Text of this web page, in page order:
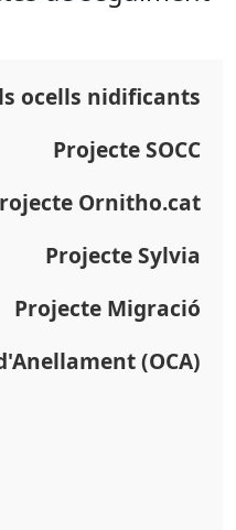
ocells nidificants
Projecte SOCC
Ornitho.cat
Projecte Sylvia
Projecte Migració
(OCA)